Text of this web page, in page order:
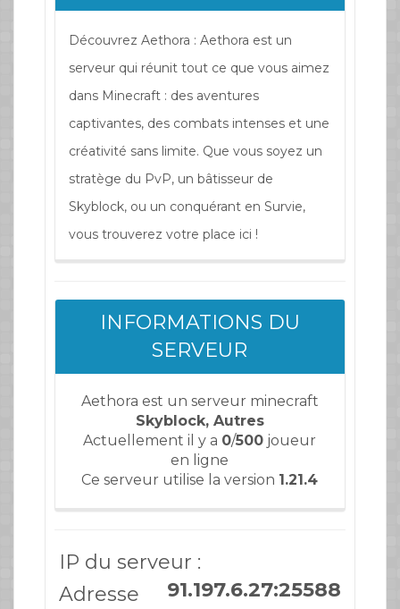
Découvrez Aethora : Aethora est un
serveur qui réunit tout ce que vous aimez
dans Minecraft : des aventures
captivantes, des combats intenses et une
créativité sans limite. Que vous soyez un
stratège du PvP, un bâtisseur de
Skyblock, ou un conquérant en Survie,
vous trouverez votre place ici !
INFORMATIONS DU
SERVEUR
Aethora est un serveur minecraft
Skyblock, Autres
Actuellement il y a 0/500 joueur
en ligne
Ce serveur utilise la version 1.21.4
IP du serveur :
91.197.6.27:25588
Adresse